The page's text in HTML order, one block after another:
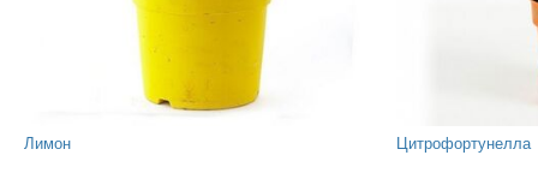
Лимон Цитрофортунелла